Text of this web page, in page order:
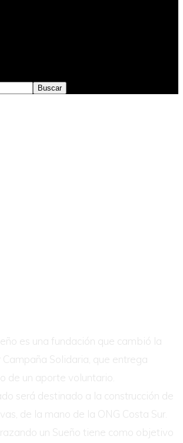
es una fundación que cambió la
Solidaria, que entrega
de un aporte voluntario.
será destinado a la construcción de
de la mano de la ONG Costa Sur.
un Sueño tiene como objetivo